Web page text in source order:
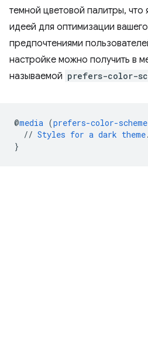
темной цветовой палитры, что
идеей для оптимизации
предпочтениями
настройке можно получить в
называемой prefers-color-
@media (prefers-color-scheme
// Styles for a dark theme.
}